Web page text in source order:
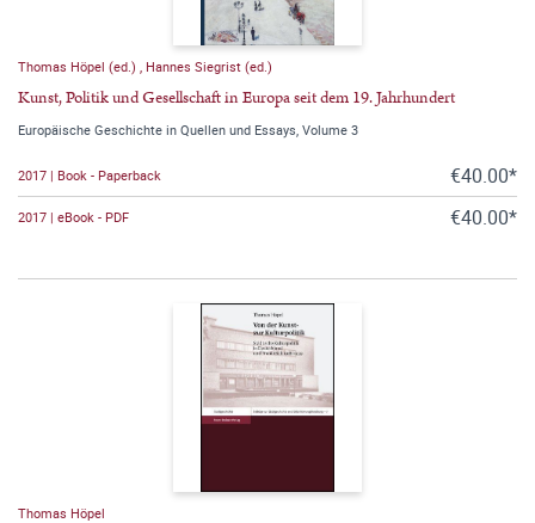
Thomas Höpel (ed.) Hannes Siegrist (ed.)
Kunst, Politik und Gesellschaft in Europa seit dem 19. Jahrhundert
Europäische Geschichte in Quellen und Essays, Volume 3
2017 | Book - Paperback €40.00*
2017 | eBook - PDF €40.00*
Thomas Höpel